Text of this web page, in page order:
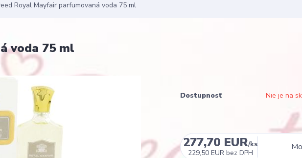
Royal Mayfair parfumovaná voda 75 ml
voda 75 ml
Dostupnosť Nie je na
277,70 EUR/ks
229,50 EUR bez DPH